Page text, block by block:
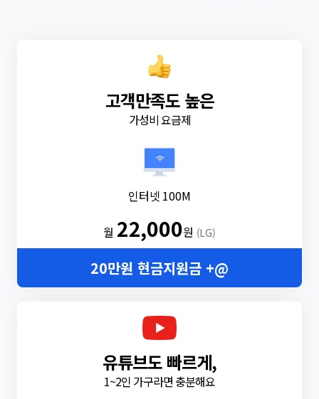
고객만족도 높은
가성비 요금제
인터넷 100M
월 22,000원 (LG)
20만원 현금지원금 +@
유튜브도 빠르게,
1~2인 가구라면 충분해요